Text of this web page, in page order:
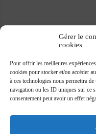
Gérer le
cookies
Pour offrir les meilleures
cookies pour stocker et/ou accéder
à ces technologies nous permettra
navigation ou les ID uniques sur ce
consentement peut avoir un effet